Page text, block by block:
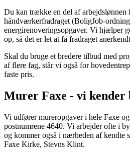
Du kan trække en del af arbejdslønnen
håndværkerfradraget (BoligJob-
energirenoveringsopgaver. Vi hjælper
op, så det er let at få fradraget
Skal du bruge et bredere tilbud med
af flere fag, står vi også for
faste pris.
Murer Faxe - vi kender
Vi udfører mureropgaver i hele Faxe
postnumrene 4640. Vi arbejder ofte i
og kommer også i nærheden af kendte
Faxe Kirke, Stevns Klint.